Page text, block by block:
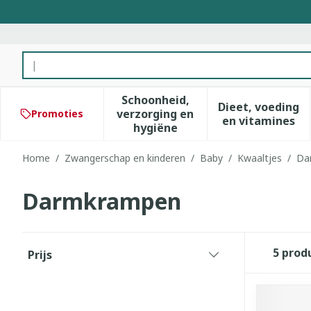
Product, merk, categorie...
Promoties
Schoonheid,
verzorging en
hygiëne
Toon submenu voor
Dieet, voeding
en vitamines
Toon
Home / Zwangerschap en kinderen / Baby / Kwaaltjes /
Darmkrampen
Prijs
5